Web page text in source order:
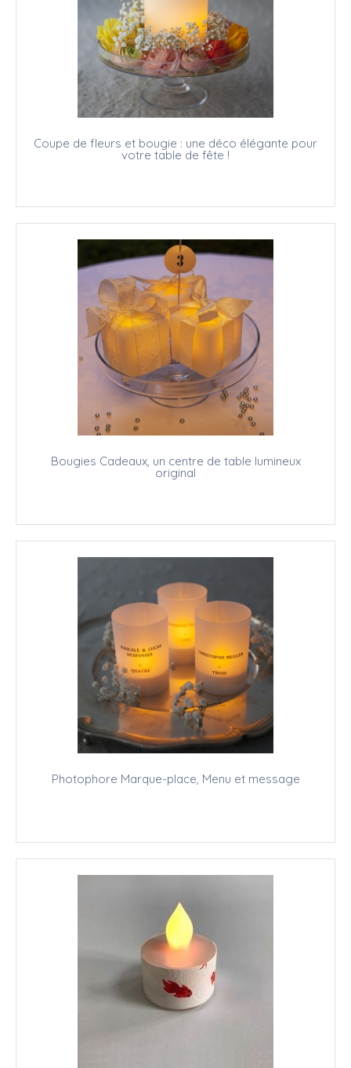
Coupe de fleurs et bougie : une déco élégante pour
votre table de fête !
Bougies Cadeaux, un centre de table lumineux
original
Photophore Marque-place, Menu et message